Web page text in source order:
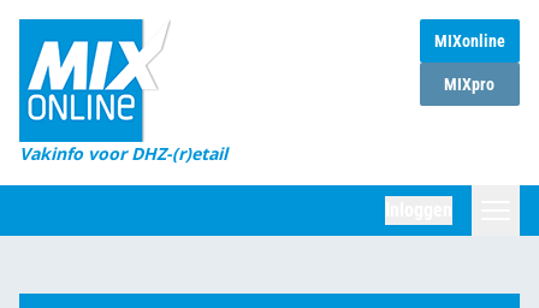
MIXonline
MIXpro
Vakinfo voor DHZ-(r)etail
Home
Magazines
DHZ Sessie
Marktcijfers